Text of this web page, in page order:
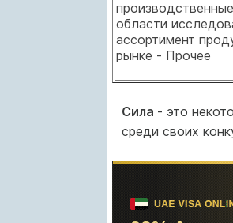
области
ассортимент
рынке - Прочее
Сила - это
среди своих